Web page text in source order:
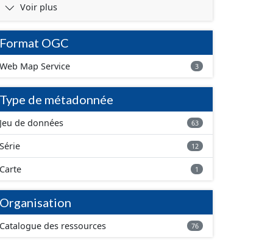
Voir plus
Format OGC
Web Map Service 3
Type de métadonnée
Jeu de données 63
Série 12
Carte 1
Organisation
Catalogue des ressources 76